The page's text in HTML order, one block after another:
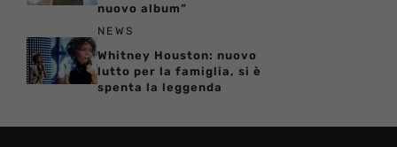
nuovo album”
NEWS
Whitney Houston: nuovo
lutto per la famiglia, si è
spenta la leggenda